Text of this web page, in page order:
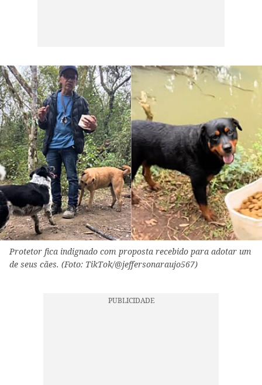
Protetor fica indignado com proposta recebido para adotar um
de seus cães. (Foto: TikTok/@jeffersonaraujo567)